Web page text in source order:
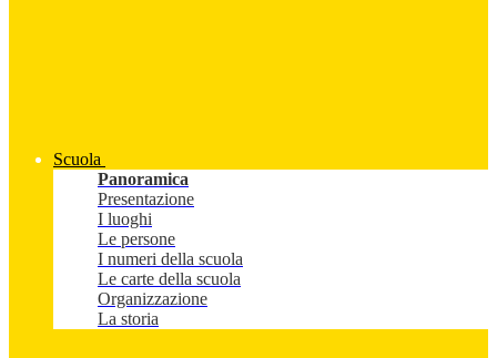
Scuola
Panoramica
Presentazione
I luoghi
Le persone
I numeri della scuola
Le carte della scuola
Organizzazione
La storia